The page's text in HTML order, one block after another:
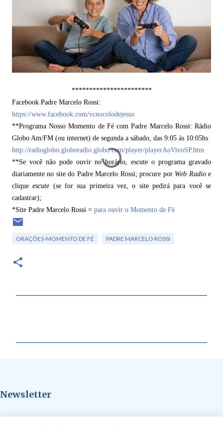
***********************
Facebook Padre Marcelo Rossi:
https://www.facebook.com/vcnocolodejesus
**Programa Nosso Momento de Fé com Padre Marcelo Rossi: Rádio
Globo Am/FM (ou internet) de segunda a sábado, das 9:05 às 10:05hs
http://radioglobo.globoradio.globo.com/player/playerAoVivoSP.htm
**Se você não pode ouvir no horário, escute o programa gravado
diariamente no site do Padre Marcelo Rossi; procure por Web Radioe
cliqueescute (se for sua primeira vez, o site pedirá para você se
cadastrar);
*Site Padre Marcelo Rossi = para ouvir o Momento de Fé
ORAÇÕES-MOMENTO DE FÉ PADRE MARCELO ROSSI
á
Newsletter